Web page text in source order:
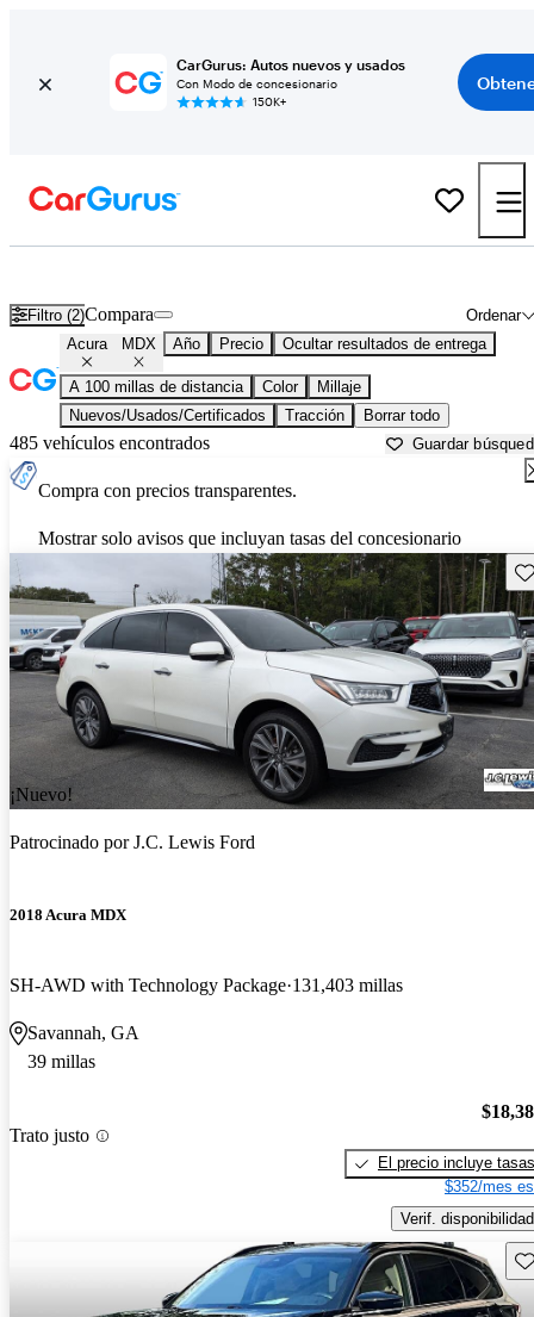
CarGurus: Autos nuevos y usados
Con Modo de concesionario
150K+
Filtro (2) Ordenar
Compara
Acura MDX Año Precio Ocultar resultados de entrega
A 100 millas de distancia Color
Millaje
Nuevos/Usados/Certificados
Tracción Borrar todo
485 vehículos encontrados Guardar
Compra con precios transparentes.
Mostrar solo avisos que incluyan tasas del concesionario
¡Nuevo!
Patrocinado porJ.C. Lewis Ford
2018 Acura MDX
SH-AWD with Technology Package 131,403 millas
Savannah, GA
39 millas
Trato justo
El precio incluye tasas
$352/mes
Verif. disponibilidad